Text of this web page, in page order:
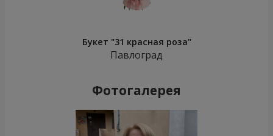
Букет "31 красная роза"
Павлоград
Фотогалерея